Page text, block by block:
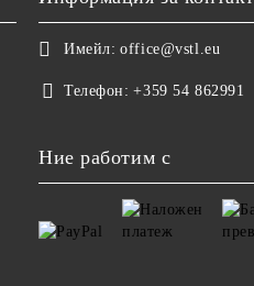
Имейл: office@vstl.eu
Телефон: +359 54 862991
Ние работим с